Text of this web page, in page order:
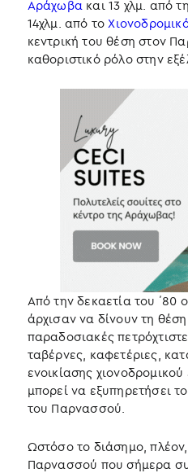
Αράχωβα και 13 χλμ. από
14χλμ. από το
κεντρική του θέση στον
καθοριστικό ρόλο στην
Από την δεκαετία του ΄80
άρχισαν να δίνουν τη
παραδοσιακές
ταβέρνες, καφετέριες,
ενοικίασης
μπορεί να εξυπηρετήσει
του Παρνασσού.
Ωστόσο το διάσημο,
Παρνασσού που σήμερα